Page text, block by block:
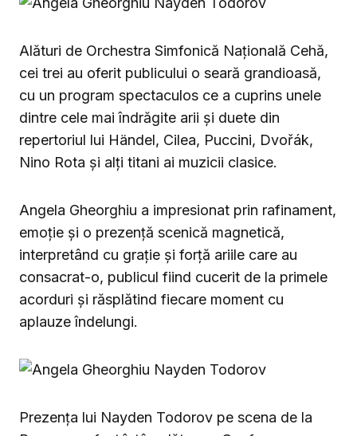
Alături de Orchestra Simfonică Națională Cehă,
cei trei au oferit publicului o seară grandioasă,
cu un program spectaculos ce a cuprins unele
dintre cele mai îndrăgite arii și duete din
repertoriul lui Händel, Cilea, Puccini, Dvořák,
Nino Rota și alți titani ai muzicii clasice.
Angela Gheorghiu a impresionat prin rafinament,
emoție și o prezență scenică magnetică,
interpretând cu grație și forță ariile care au
consacrat-o, publicul fiind cucerit de la primele
acorduri și răsplătind fiecare moment cu
aplauze îndelungi.
Prezența lui Nayden Todorov pe scena de la